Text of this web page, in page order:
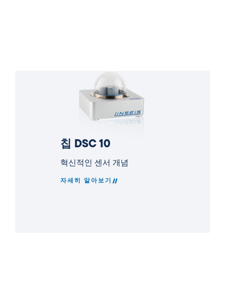
칩 DSC 10
혁신적인 센서 개념
자세히 알아보기